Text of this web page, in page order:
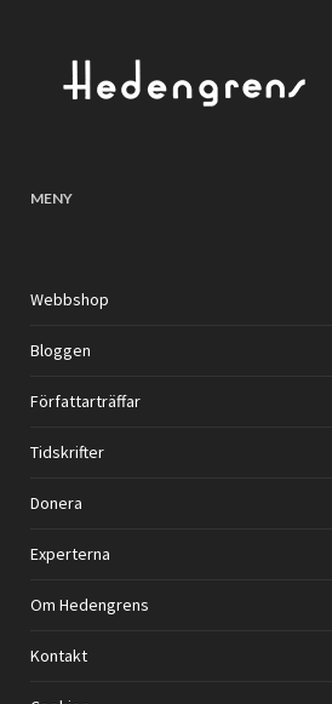
MENY
Webbshop
Bloggen
Författarträffar
Tidskrifter
Donera
Experterna
Om Hedengrens
Kontakt